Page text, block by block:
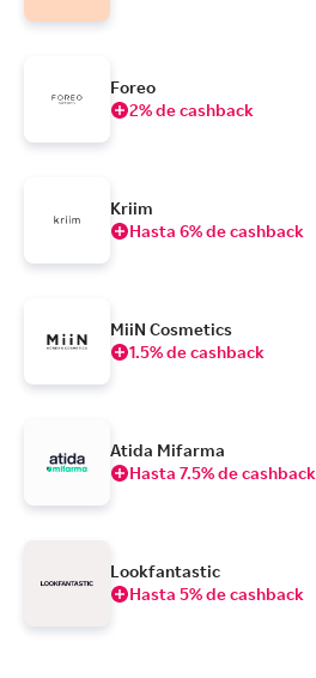
Foreo
2% de cashback
Kriim
Hasta 6% de cashback
MiiN Cosmetics
1.5% de cashback
Atida Mifarma
Hasta 7.5% de cashback
Lookfantastic
Hasta 5% de cashback